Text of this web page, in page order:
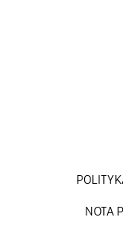
NOTA